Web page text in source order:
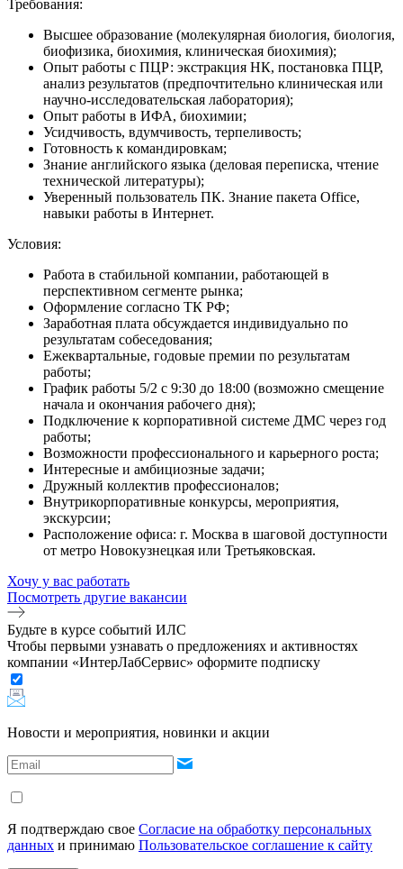
Требования:
Высшее образование (молекулярная биология, биология,
биофизика, биохимия, клиническая биохимия);
Опыт работы с ПЦР: экстракция НК, постановка ПЦР,
анализ результатов (предпочтительно клиническая или
научно-исследовательская лаборатория);
Опыт работы в ИФА, биохимии;
Усидчивость, вдумчивость, терпеливость;
Готовность к командировкам;
Знание английского языка (деловая переписка, чтение
технической литературы);
Уверенный пользователь ПК. Знание пакета Office,
навыки работы в Интернет.
Условия:
Работа в стабильной компании, работающей в
перспективном сегменте рынка;
Оформление согласно ТК РФ;
Заработная плата обсуждается индивидуально по
результатам собеседования;
Ежеквартальные, годовые премии по результатам
работы;
График работы 5/2 с 9:30 до 18:00 (возможно смещение
начала и окончания рабочего дня);
Подключение к корпоративной системе ДМС через год
работы;
Возможности профессионального и карьерного роста;
Интересные и амбициозные задачи;
Дружный коллектив профессионалов;
Внутрикорпоративные конкурсы, мероприятия,
экскурсии;
Расположение офиса: г. Москва в шаговой доступности
от метро Новокузнецкая или Третьяковская.
Хочу у вас работать
Посмотреть другие вакансии
Будьте в курсе событий ИЛС
Чтобы первыми узнавать о предложениях и активностях
компании «ИнтерЛабСервис» оформите подписку
Новости и мероприятия, новинки и акции
Я подтверждаю свое Согласие на обработку персональных
данных и принимаю Пользовательское соглашение к сайту